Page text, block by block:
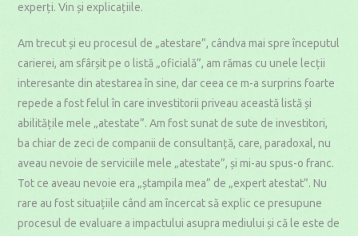
experți. Vin și explicațiile.
Am trecut și eu procesul de „atestare”, cândva mai spre începutul
carierei, am sfârșit pe o listă „oficială”, am rămas cu unele lecții
interesante din atestarea în sine, dar ceea ce m-a surprins foarte
repede a fost felul în care investitorii priveau această listă și
abilitățile mele „atestate”. Am fost sunat de sute de investitori,
ba chiar de zeci de companii de consultanță, care, paradoxal, nu
aveau nevoie de serviciile mele „atestate”, și mi-au spus-o franc.
Tot ce aveau nevoie era „ștampila mea” de „expert atestat”. Nu
rare au fost situațiile când am încercat să explic ce presupune
procesul de evaluare a impactului asupra mediului și că le este de